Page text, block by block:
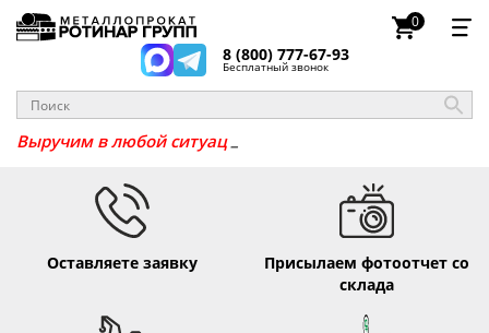
8 (800) 777-67-93
Бесплатный звонок
0
Выручим в любой си _
Оставляете заявку
Присылаем фотоотчет со
склада